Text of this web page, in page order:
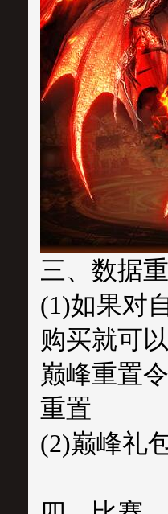
三、数据
(1)如果对
购买就可
巅峰重置
重置
(2)巅峰礼